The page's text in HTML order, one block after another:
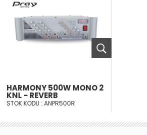
HARMONY 500W MONO 2
KNL - REVERB
STOK KODU : ANPR500R